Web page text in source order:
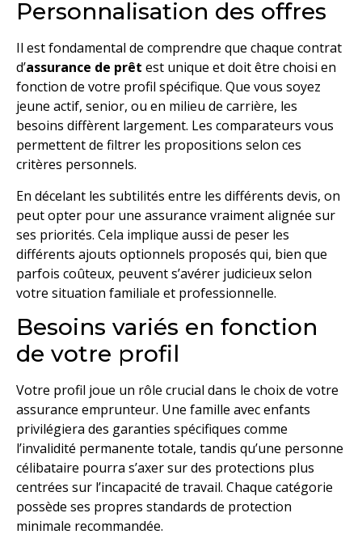
Personnalisation des offres
Il est fondamental de comprendre que chaque contrat
d’assurance de prêt est unique et doit être choisi en
fonction de votre profil spécifique. Que vous soyez
jeune actif, senior, ou en milieu de carrière, les
besoins diffèrent largement. Les comparateurs vous
permettent de filtrer les propositions selon ces
critères personnels.
En décelant les subtilités entre les différents devis, on
peut opter pour une assurance vraiment alignée sur
ses priorités. Cela implique aussi de peser les
différents ajouts optionnels proposés qui, bien que
parfois coûteux, peuvent s’avérer judicieux selon
votre situation familiale et professionnelle.
Besoins variés en fonction
de votre profil
Votre profil joue un rôle crucial dans le choix de votre
assurance emprunteur. Une famille avec enfants
privilégiera des garanties spécifiques comme
l’invalidité permanente totale, tandis qu’une personne
célibataire pourra s’axer sur des protections plus
centrées sur l’incapacité de travail. Chaque catégorie
possède ses propres standards de protection
minimale recommandée.